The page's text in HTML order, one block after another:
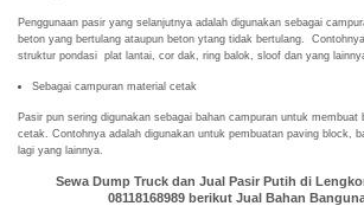
Penggunaan pasir yang selanjutnya adalah digunakan sebagai
beton yang bertulang ataupun beton ytang tidak bertulang.
struktur pondasi plat lantai, cor dak, ring balok, sloof dan yang
Sebagai campuran material cetak
Pasir pun sering digunakan sebagai bahan campuran untuk membuat
cetak. Contohnya adalah digunakan untuk pembuatan paving block,
lagi yang lainnya.
Sewa Dump Truck dan Jual Pasir Putih di
08118168989 berikut Jual Bahan